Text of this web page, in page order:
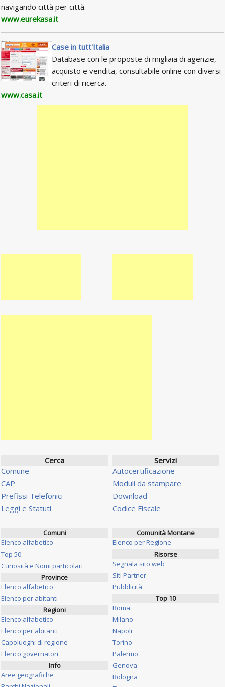
navigando città per città.
www.eurekasa.it
Case in tutt'Italia
Database con le proposte di migliaia di agenzie,
acquisto e vendita, consultabile online con diversi
criteri di ricerca.
www.casa.it
Cerca
Comune
CAP
Prefissi Telefonici
Leggi e Statuti
Servizi
Autocertificazione
Moduli da stampare
Download
Codice Fiscale
Comuni
Elenco alfabetico
Top 50
Curiosità e Nomi particolari
Province
Elenco alfabetico
Elenco per abitanti
Regioni
Elenco alfabetico
Elenco per abitanti
Capoluoghi di regione
Elenco governatori
Info
Aree geografiche
Comunità Montane
Elenco per Regione
Risorse
Segnala sito web
Siti Partner
Pubblicità
Top 10
Roma
Milano
Napoli
Torino
Palermo
Genova
Bologna